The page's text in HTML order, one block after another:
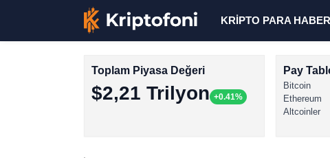
KRİPTO PARA
Toplam Piyasa Değeri
$2,21 Trilyon +0.41%
Pay
Bitcoin
Ethereum
Altcoinler